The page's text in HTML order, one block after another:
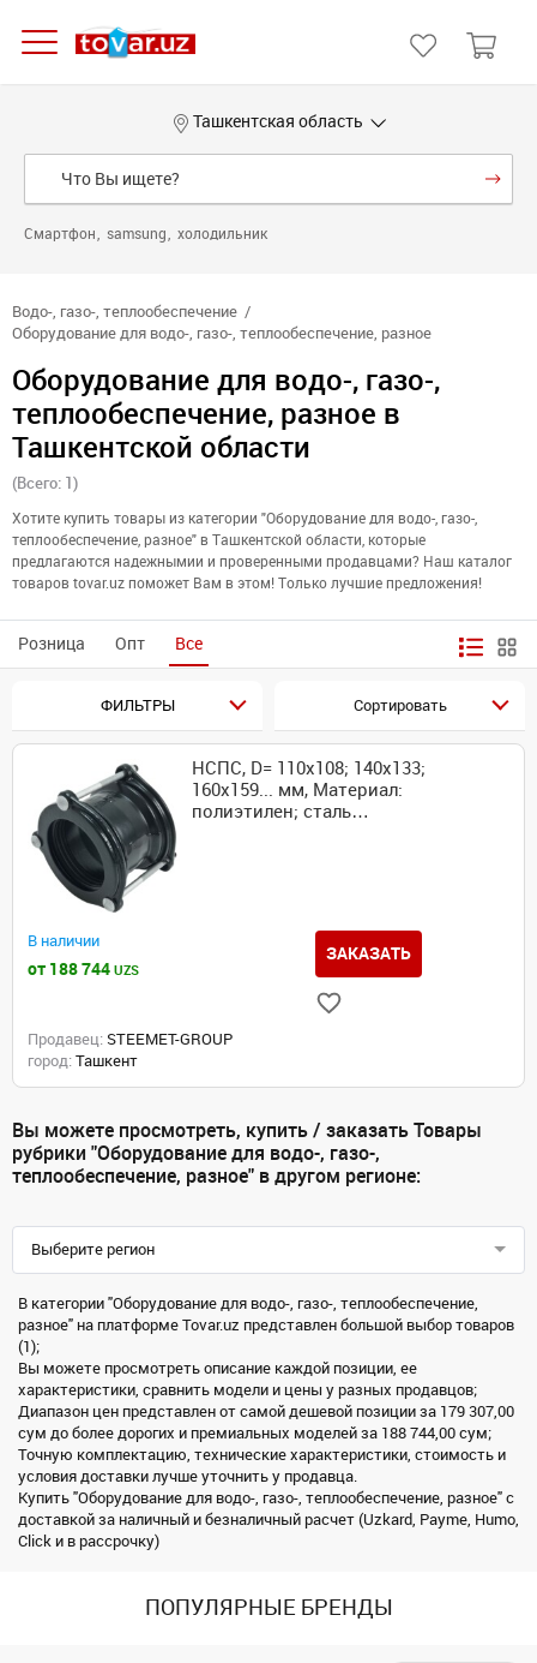
Ташкентская область
Смартфон samsung холодильник
Водо-, газо-, теплообеспечение
Оборудование для водо-, газо-, теплообеспечение, разное
Оборудование для водо-, газо-,
теплообеспечение, разное в
Ташкентской области
(Всего: 1)
Хотите купить товары из категории "Оборудование для водо-, газо-,
теплообеспечение, разное" в Ташкентской области, которые
предлагаются надежнымии и проверенными продавцами? Наш каталог
товаров tovar.uz поможет Вам в этом! Только лучшие предложения!
Розница Опт Все
ФИЛЬТРЫ Сортировать
НСПС, D= 110х108; 140х133;
160х159... мм, Материал:
полиэтилен; сталь…
В наличии
от 188 744 UZS
ЗАКАЗАТЬ
Продавец: STEEMET-GROUP
город: Ташкент
Вы можете просмотреть, купить / заказать Товары
рубрики "Оборудование для водо-, газо-,
теплообеспечение, разное" в другом регионе:
Выберите регион
В категории "Оборудование для водо-, газо-, теплообеспечение,
разное" на платформе Tovar.uz представлен большой выбор товаров
(1);
Вы можете просмотреть описание каждой позиции, ее
характеристики, сравнить модели и цены у разных продавцов;
Диапазон цен представлен от самой дешевой позиции за 179 307,00
сум до более дорогих и премиальных моделей за 188 744,00 сум;
Точную комплектацию, технические характеристики, стоимость и
условия доставки лучше уточнить у продавца.
Купить "Оборудование для водо-, газо-, теплообеспечение, разное" с
доставкой за наличный и безналичный расчет (Uzkard, Payme, Humo,
Click и в рассрочку)
ПОПУЛЯРНЫЕ БРЕНДЫ